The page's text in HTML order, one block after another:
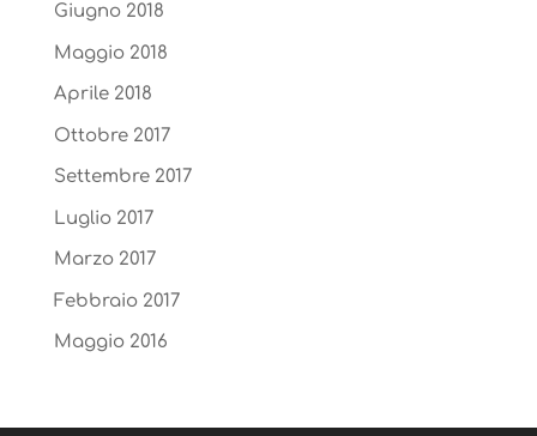
Giugno 2018
Maggio 2018
Aprile 2018
Ottobre 2017
Settembre 2017
Luglio 2017
Marzo 2017
Febbraio 2017
Maggio 2016